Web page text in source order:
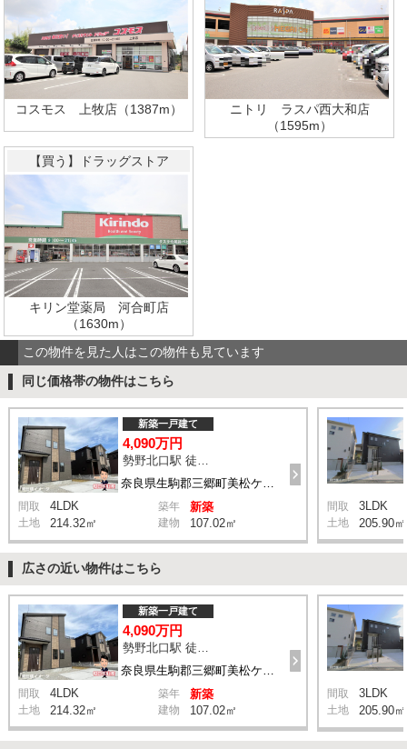
コスモス 上牧店（1387m）
ニトリ ラスパ西大和店
（1595m）
【買う】ドラッグストア
キリン堂薬局 河合町店
（1630m）
この物件を見た人はこの物件も見ています
同じ価格帯の物件はこちら
新築一戸建て
4,090万円
間取 4LDK 築年 新築
土地 214.32㎡ 建物 107.02㎡
間取 3LDK
土地 205.90㎡
広さの近い物件はこちら
奈良県生駒郡三郷町美松ケ丘西2丁目8-11付近
新築一戸建て
4,090万円
勢野北口駅 徒歩11分
間取 4LDK 築年 新築
土地 214.32㎡ 建物 107.02㎡
間取 3LDK
土地 205.90㎡